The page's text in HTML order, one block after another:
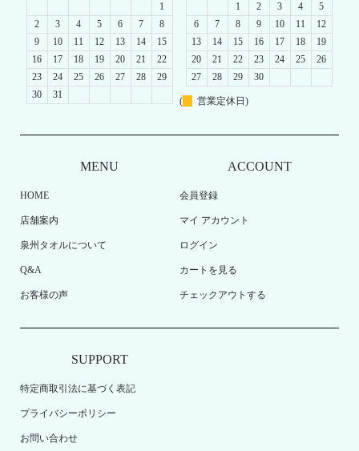
1
2
3 4 5 6 7
8
9
10 11 12 13 14
15
16
17 18 19 20 21
22
23
24 25 26 27 28
29
30
31
1
2 3 4
5
6
7 8 9 10 11
12
13
14 15 16 17 18
19
20
21 22 23 24 25
26
27
28 29 30
( 営業定休日)
MENU
HOME
店舗案内
泉州タオルについて
Q&A
お客様の声
ACCOUNT
会員登録
マイ アカウント
ログイン
カートを見る
チェックアウトする
SUPPORT
特定商取引法に基づく表記
プライバシーポリシー
お問い合わせ